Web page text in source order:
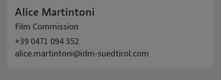
Alice Martintoni
Film Commission
+39 0471 094 352
alice.martintoni@idm-suedtirol.com